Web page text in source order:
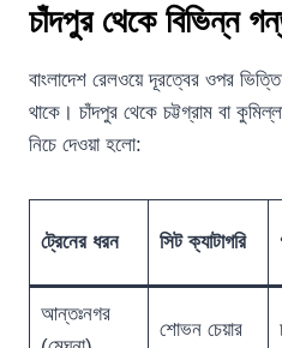
চাঁদপুর থেকে বিভিন্ন
বাংলাদেশ রেলওয়ে দূরত্বের ওপর
থাকে। চাঁদপুর থেকে চট্টগ্রাম বা
নিচে দেওয়া হলো:
ট্রেনের ধরন সিট ক্যাটাগরি
আন্তঃনগর
শোভন চেয়ার